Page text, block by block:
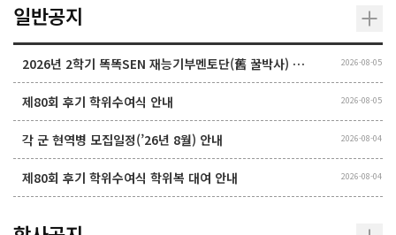
일반공지
2026년 2학기 똑똑SEN 재능기부멘토단(舊 꿀박사) 모집 안내 2026-08-05
제80회 후기 학위수여식 안내 2026-08-05
각 군 현역병 모집일정(’26년 8월) 안내 2026-08-04
제80회 후기 학위수여식 학위복 대여 안내 2026-08-04